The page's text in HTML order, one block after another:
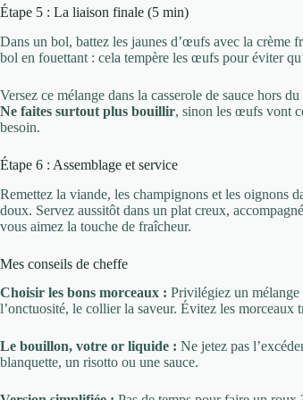
Étape 5 : La liaison finale (5 min)
Dans un bol, battez les jaunes d’œufs avec la crème
bol en fouettant : cela tempère les œufs pour éviter
Versez ce mélange dans la casserole de sauce hors
Ne faites surtout plus bouillir, sinon les œufs vont
besoin.
Étape 6 : Assemblage et service
Remettez la viande, les champignons et les oignons
doux. Servez aussitôt dans un plat creux,
vous aimez la touche de fraîcheur.
Mes conseils de cheffe
Choisir les bons morceaux : Privilégiez un
l’onctuosité, le collier la saveur. Évitez les
Le bouillon, votre or liquide : Ne jetez pas
blanquette, un risotto ou une sauce.